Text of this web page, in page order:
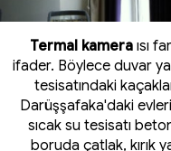
Termal kameraısı
ifader. Böylece duvar
tesisatındaki
Darüşşafaka'daki
sıcak su tesisatı
boruda çatlak, kırık